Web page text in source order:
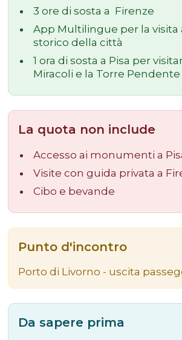
3 ore di sosta a Firenze
App Multilingue per la visita
storico della città
1 ora di sosta a Pisa per
Miracoli e la Torre Pendente
La quota non include
Accesso ai monumenti a
Visite con guida privata a
Cibo e bevande
Punto d'incontro
Porto di Livorno - uscita
Da sapere prima